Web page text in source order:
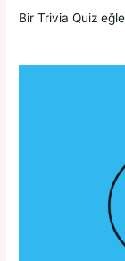
Bir Trivia Quiz